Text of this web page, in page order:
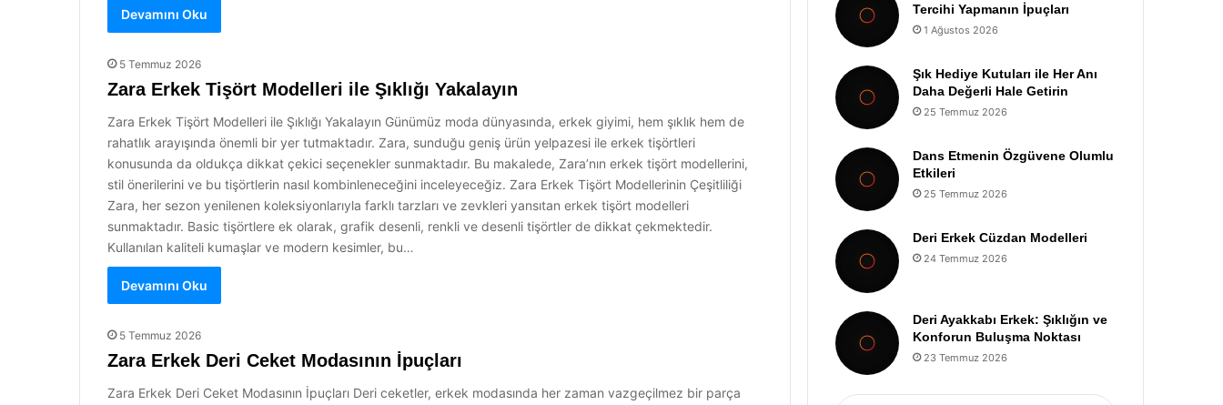
Devamını Oku
5 Temmuz 2026
Zara Erkek Tişört Modelleri ile Şıklığı Yakalayın
Zara Erkek Tişört Modelleri ile Şıklığı Yakalayın Günümüz moda dünyasında, erkek giyimi, hem şıklık hem de
rahatlık arayışında önemli bir yer tutmaktadır. Zara, sunduğu geniş ürün yelpazesi ile erkek tişörtleri
konusunda da oldukça dikkat çekici seçenekler sunmaktadır. Bu makalede, Zara’nın erkek tişört modellerini,
stil önerilerini ve bu tişörtlerin nasıl kombinleneceğini inceleyeceğiz. Zara Erkek Tişört Modellerinin Çeşitliliği
Zara, her sezon yenilenen koleksiyonlarıyla farklı tarzları ve zevkleri yansıtan erkek tişört modelleri
sunmaktadır. Basic tişörtlere ek olarak, grafik desenli, renkli ve desenli tişörtler de dikkat çekmektedir.
Kullanılan kaliteli kumaşlar ve modern kesimler, bu…
Devamını Oku
5 Temmuz 2026
Zara Erkek Deri Ceket Modasının İpuçları
Zara Erkek Deri Ceket Modasının İpuçları Deri ceketler, erkek modasında her zaman vazgeçilmez bir parça
Tercihi Yapmanın İpuçları
1 Ağustos 2026
Şık Hediye Kutuları ile Her Anı
Daha Değerli Hale Getirin
25 Temmuz 2026
Dans Etmenin Özgüvene Olumlu
Etkileri
25 Temmuz 2026
Deri Erkek Cüzdan Modelleri
24 Temmuz 2026
Deri Ayakkabı Erkek: Şıklığın ve
Konforun Buluşma Noktası
23 Temmuz 2026